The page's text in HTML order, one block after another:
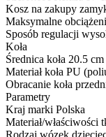
Kosz na zakupy
Maksymalne
Sposób regulacji
Koła
Średnica koła 20.5
Materiał koła PU
Obracanie koła
Parametry
Kraj marki Polska
Materiał/właściwości
Rodzaj wózek